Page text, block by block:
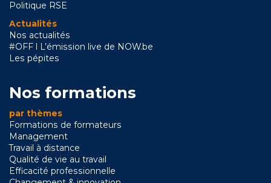
Politique RSE
Actualités
Nos actualités
#OFF l L’émission live de NOW.be
Les pépites
Nos formations
par thèmes
Formations de formateurs
Management
Travail à distance
Qualité de vie au travail
Efficacité professionnelle